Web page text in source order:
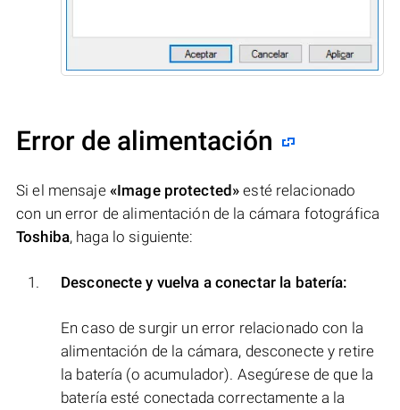
Error de alimentación
Si el mensaje «Image protected» esté relacionado
con un error de alimentación de la cámara fotográfica
Toshiba, haga lo siguiente:
Desconecte y vuelva a conectar la batería:
En caso de surgir un error relacionado con la
alimentación de la cámara, desconecte y retire
la batería (o acumulador). Asegúrese de que la
batería esté conectada correctamente a la